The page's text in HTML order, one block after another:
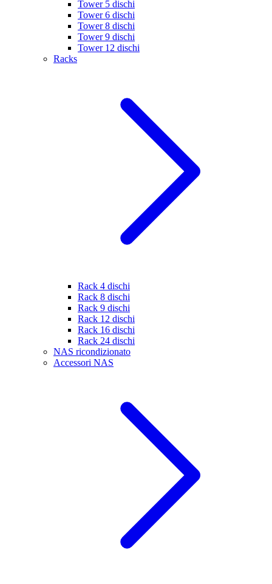
Tower 5 dischi
Tower 6 dischi
Tower 8 dischi
Tower 9 dischi
Tower 12 dischi
Racks
Rack 4 dischi
Rack 8 dischi
Rack 9 dischi
Rack 12 dischi
Rack 16 dischi
Rack 24 dischi
NAS ricondizionato
Accessori NAS